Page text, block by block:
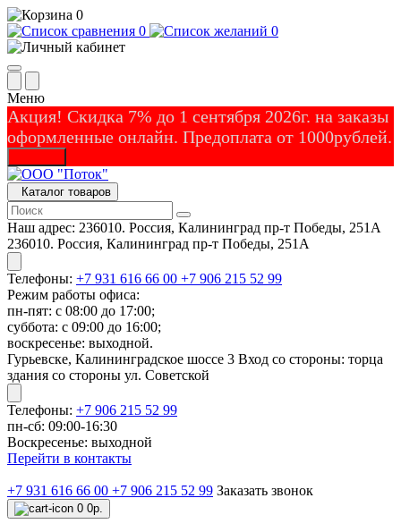
0
0
0
Меню
Акция! Скидка 7% до 1 сентября 2026г. на заказы
оформленные онлайн. Предоплата от 1000рублей.
Каталог товаров
Наш адрес: 236010. Россия, Калининград пр-т Победы, 251А
236010. Россия, Калининград пр-т Победы, 251А
Телефоны: +7 931 616 66 00 +7 906 215 52 99
Режим работы офиса:
пн-пят: с 08:00 до 17:00;
суббота: с 09:00 до 16:00;
воскресенье: выходной.
Гурьевске, Калининградское шоссе 3 Вход со стороны: торца
здания со стороны ул. Советской
Телефоны: +7 906 215 52 99
пн-сб: 09:00-16:30
Воскресенье: выходной
Перейти в контакты
+7 931 616 66 00 +7 906 215 52 99 Заказать звонок
0 0р.